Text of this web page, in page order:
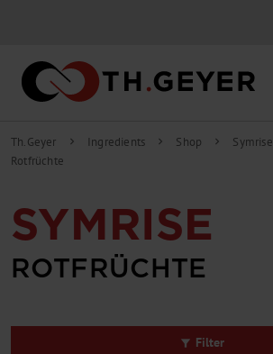
Th.Geyer chevron_right Ingredients chevron_right Shop chevron_right Symrise
Rotfrüchte
SYMRISE
ROTFRÜCHTE
filter_alt Filter